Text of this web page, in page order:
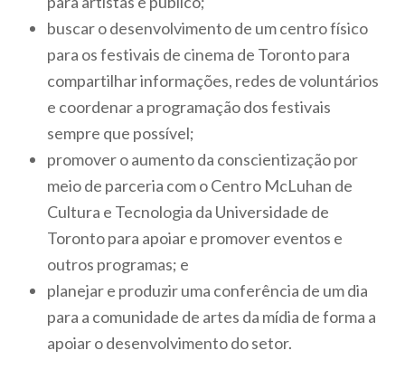
buscar o desenvolvimento de um centro físico
para os festivais de cinema de Toronto para
compartilhar informações, redes de voluntários
e coordenar a programação dos festivais
sempre que possível;
promover o aumento da conscientização por
meio de parceria com o Centro McLuhan de
Cultura e Tecnologia da Universidade de
Toronto para apoiar e promover eventos e
outros programas; e
planejar e produzir uma conferência de um dia
para a comunidade de artes da mídia de forma a
apoiar o desenvolvimento do setor.